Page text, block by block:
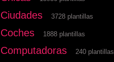
Ciudades 3728 plantillas
Coches 1888 plantillas
Computadoras 240 plantillas